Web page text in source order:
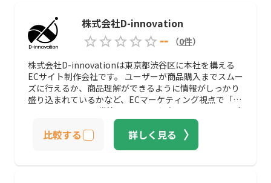
株式会社D-innovation
--
（0件）
株式会社D-innovationは東京都渋谷区に本社を構える
ECサイト制作会社です。 ユーザーが商品購入までスムー
ズに行えるか、商品理解ができるように情報がしっかり
盛り込まれているかなど、ECマーケティング視点で「売
れる」ECサイトを構築することを得意としています。 商
材やターゲット層によってECサイトに必要な要素は異な
るため、同社では企業様のご要望を丁寧にヒアリング
し、ECマーケティング視点による詳細な分析で状況を把
品質なECサイト構築の提供を目指しています。 また同社
比較する 詳しく見る